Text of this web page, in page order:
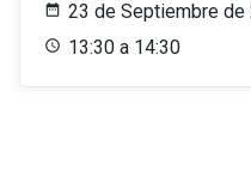
23 de Septiembre de
13:30 a 14:30